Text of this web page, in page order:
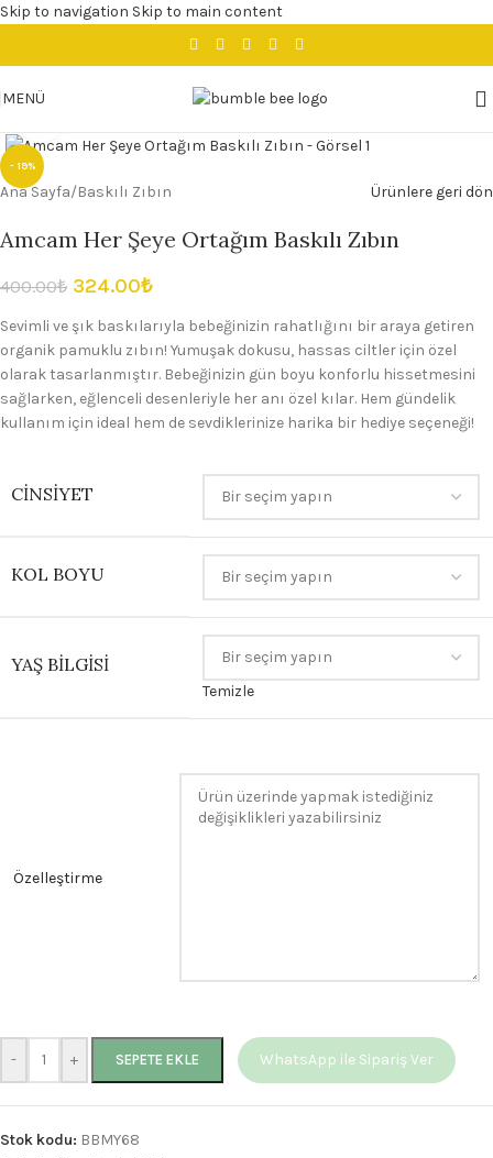
Skip to navigation Skip to main content
MENÜ
- 19%
Ana Sayfa/Baskılı Zıbın Ürünlere geri dön
Amcam Her Şeye Ortağım Baskılı Zıbın
400.00₺ 324.00₺
Sevimli ve şık baskılarıyla bebeğinizin rahatlığını bir araya getiren
organik pamuklu zıbın! Yumuşak dokusu, hassas ciltler için özel
olarak tasarlanmıştır. Bebeğinizin gün boyu konforlu hissetmesini
sağlarken, eğlenceli desenleriyle her anı özel kılar. Hem gündelik
kullanım için ideal hem de sevdiklerinize harika bir hediye seçeneği!
CINSIYET
KOL BOYU
YAŞ BILGISI
Temizle
Özelleştirme
- + SEPETE EKLE WhatsApp ile Sipariş Ver
Stok kodu: BBMY68